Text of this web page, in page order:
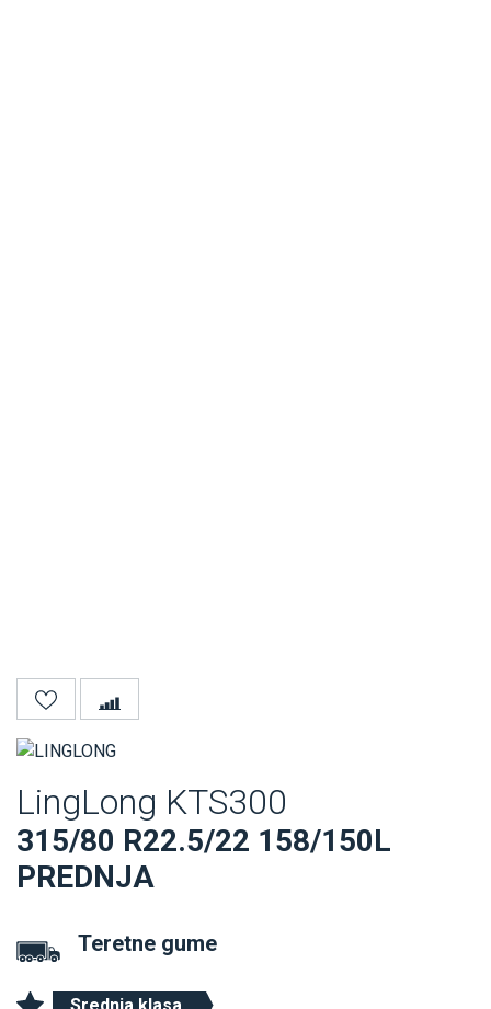
LingLong KTS300
315/80 R22.5/22 158/150L
PREDNJA
Teretne gume